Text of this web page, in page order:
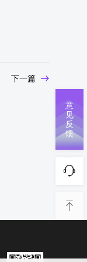
下一篇
意
见
反
馈